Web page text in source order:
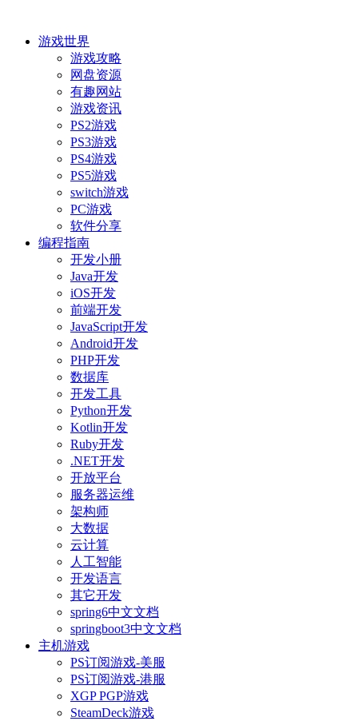
游戏世界
游戏攻略
网盘资源
有趣网站
游戏资讯
PS2游戏
PS3游戏
PS4游戏
PS5游戏
switch游戏
PC游戏
软件分享
编程指南
开发小册
Java开发
iOS开发
前端开发
JavaScript开发
Android开发
PHP开发
数据库
开发工具
Python开发
Kotlin开发
Ruby开发
.NET开发
开放平台
服务器运维
架构师
大数据
云计算
人工智能
开发语言
其它开发
spring6中文文档
springboot3中文文档
主机游戏
PS订阅游戏-美服
PS订阅游戏-港服
XGP PGP游戏
SteamDeck游戏